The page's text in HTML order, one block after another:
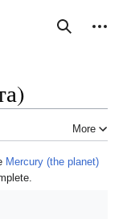
Search
Personal tools
More
Mercury (the planet)